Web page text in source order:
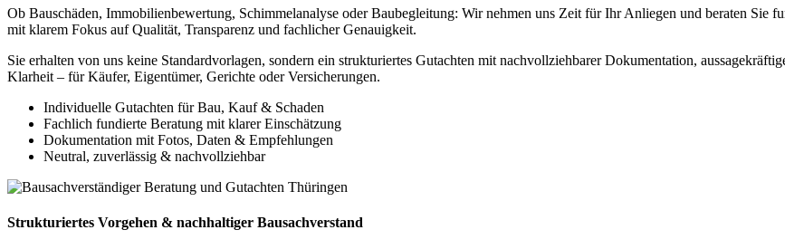
Ob Bauschäden, Immobilienbewertung, Schimmelanalyse oder Baubegleitung: Wir nehmen uns Zeit für Ihr Anliegen und beraten Sie
mit klarem Fokus auf Qualität, Transparenz und fachlicher Genauigkeit.
Sie erhalten von uns keine Standardvorlagen, sondern ein strukturiertes Gutachten mit nachvollziehbarer Dokumentation,
Klarheit – für Käufer, Eigentümer, Gerichte oder Versicherungen.
Individuelle Gutachten für Bau, Kauf & Schaden
Fachlich fundierte Beratung mit klarer Einschätzung
Dokumentation mit Fotos, Daten & Empfehlungen
Neutral, zuverlässig & nachvollziehbar
Strukturiertes Vorgehen & nachhaltiger Bausachverstand